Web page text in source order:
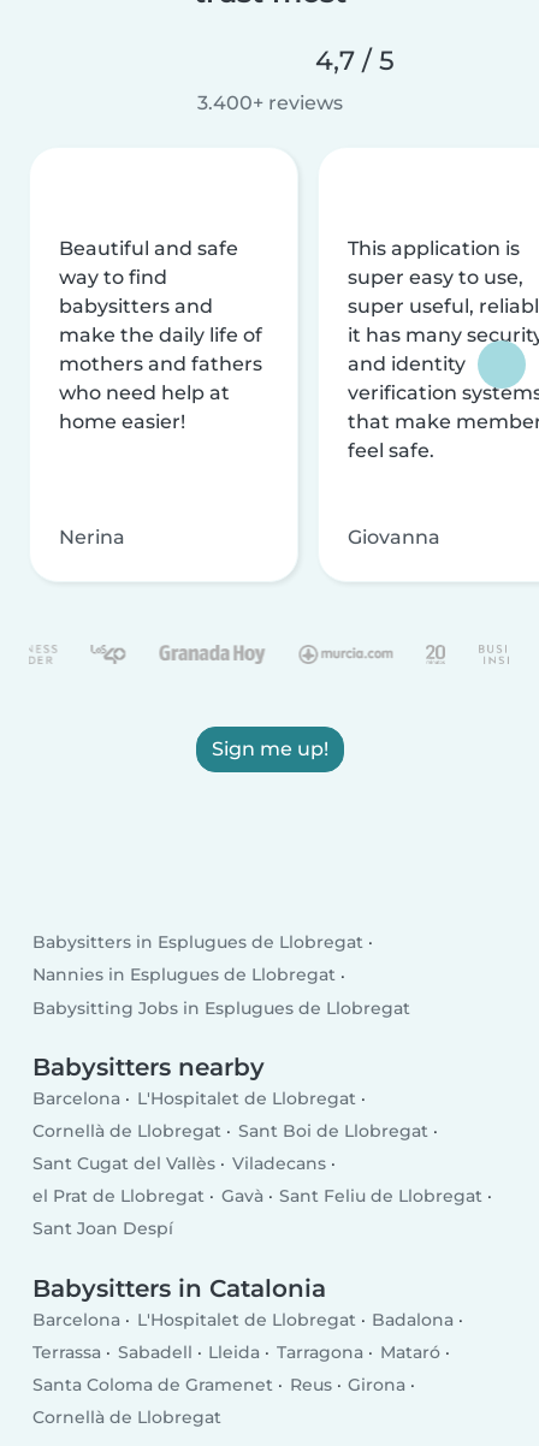
4,7 / 5
3.400+ reviews
Beautiful and safe
way to find
babysitters and
make the daily life of
mothers and fathers
who need help at
home easier!
Nerina
This application is
super easy to use,
super useful,
it has many
and identity
verification
that make
feel safe.
Giovanna
Sign me up!
Babysitters in Esplugues de Llobregat
Nannies in Esplugues de Llobregat
Babysitting Jobs in Esplugues de Llobregat
Babysitters nearby
Barcelona
L'Hospitalet de Llobregat
Cornellà de Llobregat
Sant Boi de Llobregat
Sant Cugat del Vallès
Viladecans
el Prat de Llobregat
Gavà
Sant Feliu de Llobregat
Sant Joan Despí
Babysitters in Catalonia
Barcelona L'Hospitalet de Llobregat
Badalona
Terrassa
Sabadell Lleida Tarragona
Mataró
Santa Coloma de Gramenet
Reus
Girona
Cornellà de Llobregat